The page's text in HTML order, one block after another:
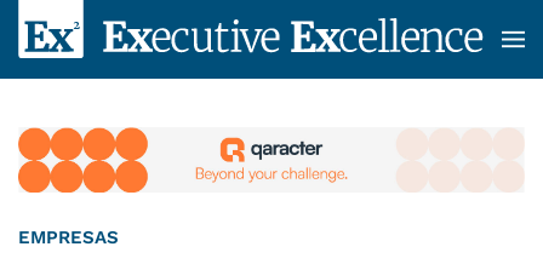
Skip to main content
EMPRESAS